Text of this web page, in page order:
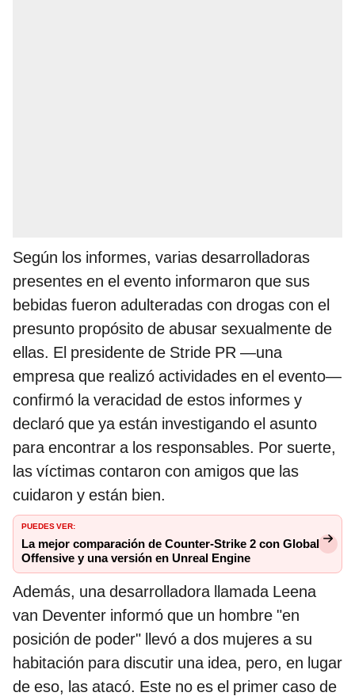
Según los informes, varias desarrolladoras
presentes en el evento informaron que sus
bebidas fueron adulteradas con drogas con el
presunto propósito de abusar sexualmente de
ellas. El presidente de Stride PR —una
empresa que realizó actividades en el evento—
confirmó la veracidad de estos informes y
declaró que ya están investigando el asunto
para encontrar a los responsables. Por suerte,
las víctimas contaron con amigos que las
cuidaron y están bien.
PUEDES VER:
La mejor comparación de Counter-Strike 2 con Global
Offensive y una versión en Unreal Engine
Además, una desarrolladora llamada Leena
van Deventer informó que un hombre "en
posición de poder" llevó a dos mujeres a su
habitación para discutir una idea, pero, en lugar
de eso, las atacó. Este no es el primer caso de